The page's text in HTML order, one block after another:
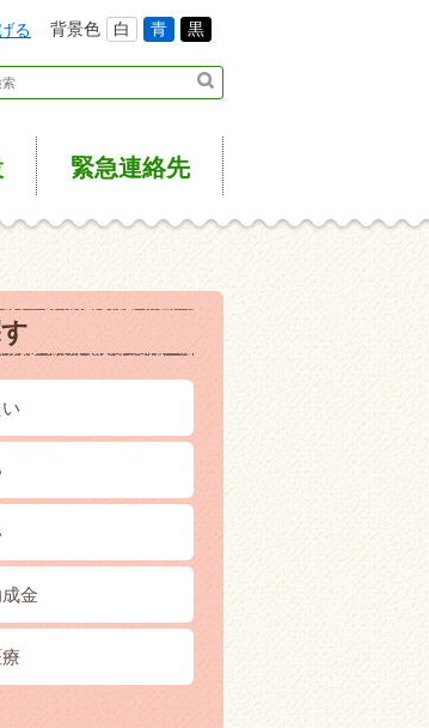
る 背景色 白 青 黒
緊急連絡先
金